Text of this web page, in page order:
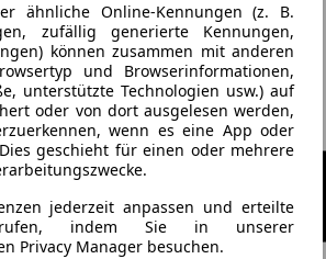
ähnliche Online-Kennungen (z. B.
zufällig generierte Kennungen,
können zusammen mit anderen
und Browserinformationen,
unterstützte Technologien usw.) auf
oder von dort ausgelesen werden,
wenn es eine App oder
geschieht für einen oder mehrere
jederzeit anpassen und erteilte
indem Sie in unserer
Privacy Manager besuchen.